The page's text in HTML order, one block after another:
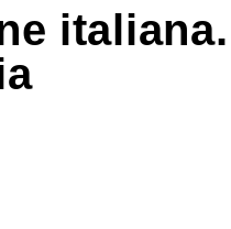
italiana.